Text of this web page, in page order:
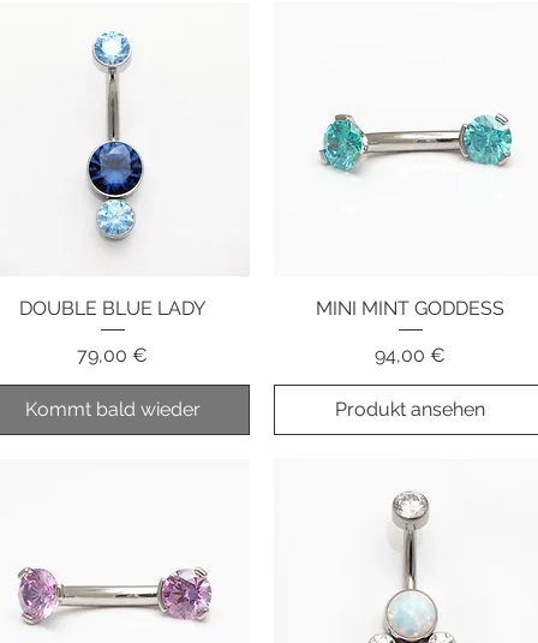
Schnellansicht
DOUBLE BLUE LADY
Preis
79,00 €
Kommt bald wieder
Schnellansicht
MINI MINT GODDESS
Preis
94,00 €
Produkt ansehen